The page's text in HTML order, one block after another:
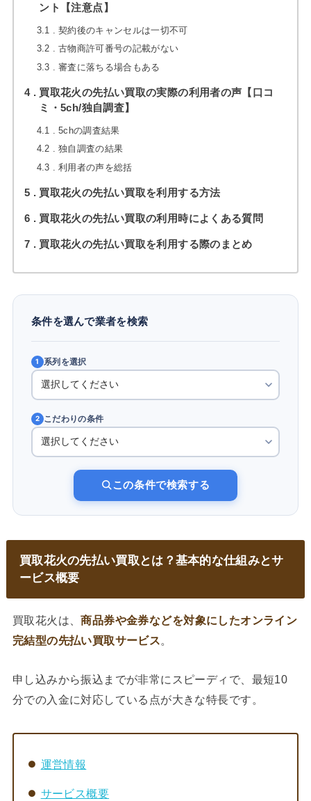
ント【注意点】
3.1
契約後のキャンセルは一切不可
3.2
古物商許可番号の記載がない
3.3
審査に落ちる場合もある
4
買取花火の先払い買取の実際の利用者の声【口コ
ミ・5ch/独自調査】
4.1
5chの調査結果
4.2
独自調査の結果
4.3
利用者の声を総括
5 買取花火の先払い買取を利用する方法
6 買取花火の先払い買取の利用時によくある質問
7 買取花火の先払い買取を利用する際のまとめ
条件を選んで業者を検索
1 系列を選択
2 こだわりの条件
この条件で検索する
買取花火の先払い買取とは？基本的な仕組みとサ
ービス概要
買取花火は、商品券や金券などを対象にしたオンライン
完結型の先払い買取サービス。
申し込みから振込までが非常にスピーディで、最短10
分での入金に対応している点が大きな特長です。
運営情報
サービス概要